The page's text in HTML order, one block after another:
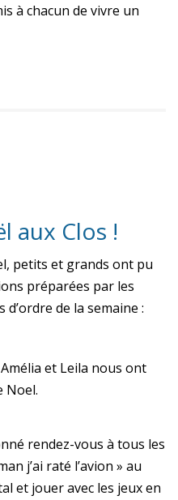
à chacun de vivre un
aux Clos !
petits et grands ont pu
préparées par les
de la semaine :
et Leila nous ont
Noel.
rendez-vous à tous les
j’ai raté l’avion » au
et jouer avec les jeux en